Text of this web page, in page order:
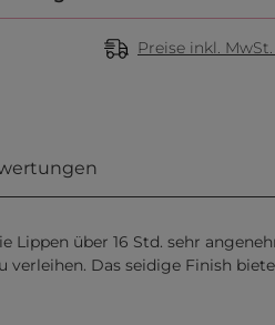
Preise inkl.
Lippen über 16 Std. sehr
Das seidige Finish